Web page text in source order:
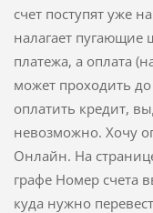
счет поступят уже
налагает пугающие
платежа, а оплата
может проходить до
оплатить кредит,
невозможно. Хочу
Онлайн. На
графе Номер счета
куда нужно